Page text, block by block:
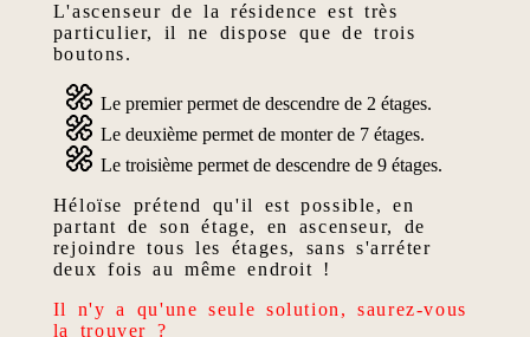
L'ascenseur de la résidence est très
particulier, il ne dispose que de trois
boutons.
Le premier permet de descendre de 2 étages.
Le deuxième permet de monter de 7 étages.
Le troisième permet de descendre de 9 étages.
Héloïse prétend qu'il est possible, en
partant de son étage, en ascenseur, de
rejoindre tous les étages, sans s'arréter
deux fois au même endroit !
Il n'y a qu'une seule solution, saurez-vous
la trouver ?